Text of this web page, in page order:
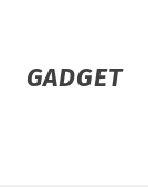
GADGET